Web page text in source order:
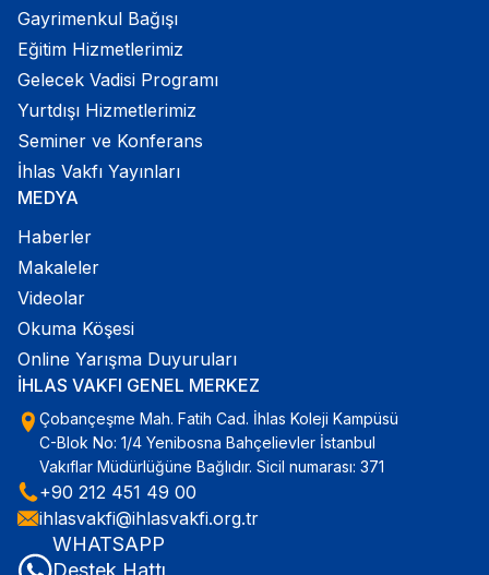
Gayrimenkul Bağışı
Eğitim Hizmetlerimiz
Gelecek Vadisi Programı
Yurtdışı Hizmetlerimiz
Seminer ve Konferans
İhlas Vakfı Yayınları
MEDYA
Haberler
Makaleler
Videolar
Okuma Köşesi
Online Yarışma Duyuruları
İHLAS VAKFI GENEL MERKEZ
Çobançeşme Mah. Fatih Cad. İhlas Koleji Kampüsü
C-Blok No: 1/4 Yenibosna Bahçelievler İstanbul
Vakıflar Müdürlüğüne Bağlıdır. Sicil numarası: 371
+90 212 451 49 00
ihlasvakfi@ihlasvakfi.org.tr
WHATSAPP
Destek Hattı